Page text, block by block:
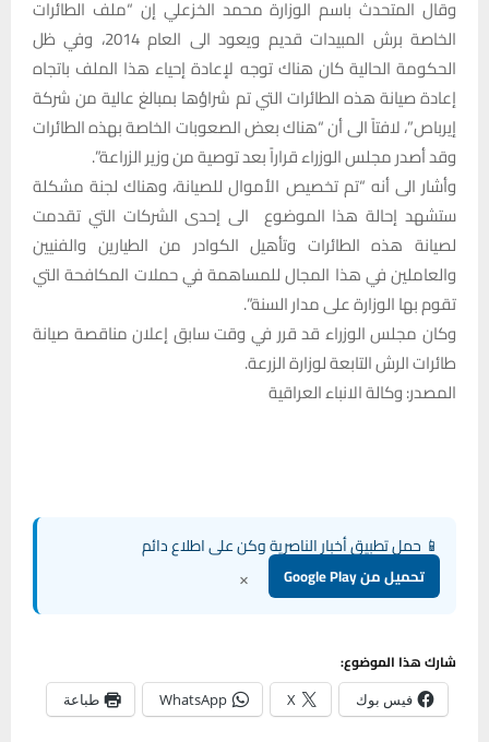
وقال المتحدث باسم الوزارة محمد الخزعلي إن “ملف الطائرات
الخاصة برش المبيدات قديم ويعود الى العام 2014، وفي ظل
الحكومة الحالية كان هناك توجه لإعادة إحياء هذا الملف باتجاه
إعادة صيانة هذه الطائرات التي تم شراؤها بمبالغ عالية من شركة
إيرباص”، لافتاً الى أن “هناك بعض الصعوبات الخاصة بهذه الطائرات
وقد أصدر مجلس الوزراء قراراً بعد توصية من وزير الزراعة”.
وأشار الى أنه “تم تخصيص الأموال للصيانة، وهناك لجنة مشكلة
ستشهد إحالة هذا الموضوع الى إحدى الشركات التي تقدمت
لصيانة هذه الطائرات وتأهيل الكوادر من الطيارين والفنيين
والعاملين في هذا المجال للمساهمة في حملات المكافحة التي
تقوم بها الوزارة على مدار السنة”.
وكان مجلس الوزراء قد قرر في وقت سابق إعلان مناقصة صيانة
طائرات الرش التابعة لوزارة الزرعة.
المصدر: وكالة الانباء العراقية
📱 حمل تطبيق أخبار الناصرية وكن على اطلاع دائم
تحميل من Google Play ×
شارك هذا الموضوع:
فيس بوك X
WhatsApp طباعة